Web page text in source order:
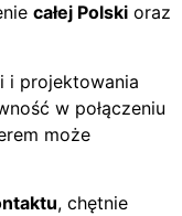
całej Polski oraz
i projektowania
w połączeniu
może
, chętnie